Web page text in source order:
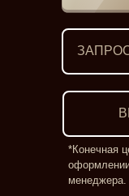
*Конечная
менеджера.